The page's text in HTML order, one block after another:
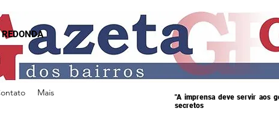
Mais
"A imprensa deve servir aos
secretos